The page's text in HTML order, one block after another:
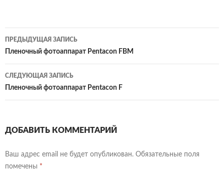
Навигация
по
записям
ПРЕДЫДУЩАЯ ЗАПИСЬ
Пленочный фотоаппарат Pentacon FBM
СЛЕДУЮЩАЯ ЗАПИСЬ
Пленочный фотоаппарат Pentacon F
ДОБАВИТЬ КОММЕНТАРИЙ
Ваш адрес email не будет опубликован. Обязательные поля
помечены *